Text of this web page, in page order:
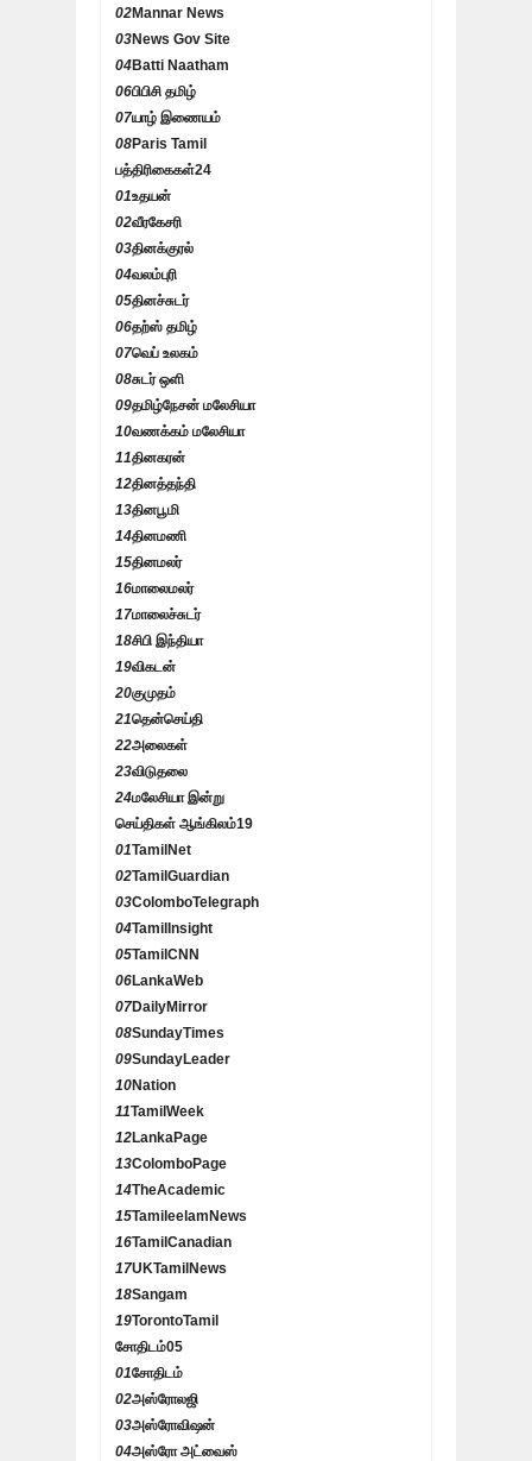
02Mannar News
03News Gov Site
04Batti Naatham
06பிபிசி தமிழ்
07யாழ் இணையம்
08Paris Tamil
பத்திரிகைகள்24
01உதயன்
02வீரகேசரி
03தினக்குரல்
04வலம்புரி
05தினச்சுடர்
06தற்ஸ் தமிழ்
07வெப் உலகம்
08சுடர் ஒளி
09தமிழ்நேசன் மலேசியா
10வணக்கம் மலேசியா
11தினகரன்
12தினத்தந்தி
13தினபூமி
14தினமணி
15தினமலர்
16மாலைமலர்
17மாலைச்சுடர்
18சிபி இந்தியா
19விகடன்
20குமுதம்
21தென்செய்தி
22அலைகள்
23விடுதலை
24மலேசியா இன்று
செய்திகள் ஆங்கிலம்19
01TamilNet
02TamilGuardian
03ColomboTelegraph
04TamilInsight
05TamilCNN
06LankaWeb
07DailyMirror
08SundayTimes
09SundayLeader
10Nation
11TamilWeek
12LankaPage
13ColomboPage
14TheAcademic
15TamileelamNews
16TamilCanadian
17UKTamilNews
18Sangam
19TorontoTamil
சோதிடம்05
01சோதிடம்
02அஸ்ரோலஜி
03அஸ்ரோவிஷன்
04அஸ்ரோ அட்வைஸ்